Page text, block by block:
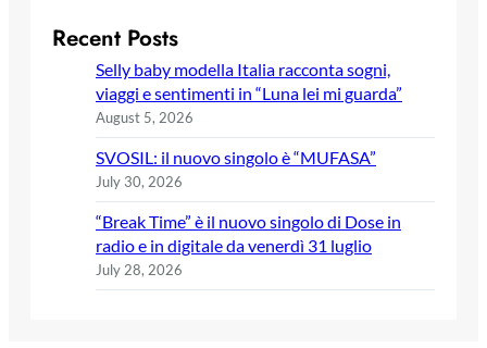
Recent Posts
Selly baby modella Italia racconta sogni,
viaggi e sentimenti in “Luna lei mi guarda”
August 5, 2026
SVOSIL: il nuovo singolo è “MUFASA”
July 30, 2026
“Break Time” è il nuovo singolo di Dose in
radio e in digitale da venerdì 31 luglio
July 28, 2026